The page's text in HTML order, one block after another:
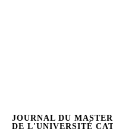
JOURNAL DU
DE L'UNIVERSITÉ